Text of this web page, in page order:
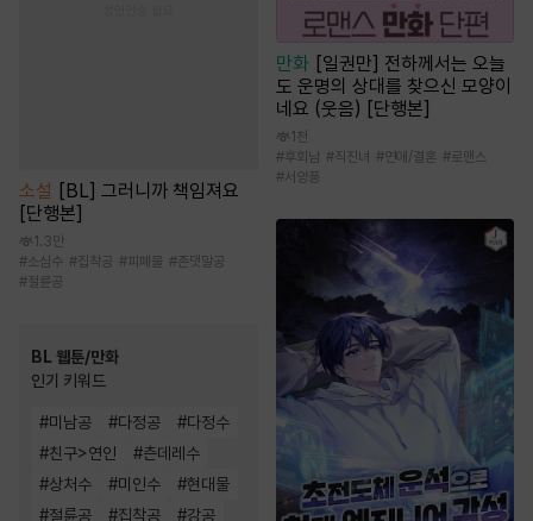
소설 [BL] 그러니까 책임져요
[단행본]
1.3만
#소심수 #집착공 #피폐물 #존댓말공
#절륜공
BL 웹툰/만화
인기 키워드
#미남공 #다정공 #다정수
#친구>연인 #츤데레수
#상처수 #미인수 #현대물
#절륜공 #집착공 #강공
만화
[일권만] 전하께서는 오늘
도 운명의 상대를 찾으신 모양이
네요 (웃음) [단행본]
1천
#후회남 #직진녀 #연애/결혼 #로맨스
#서양풍